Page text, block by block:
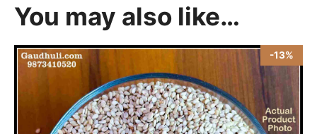
You may also like…
-13%